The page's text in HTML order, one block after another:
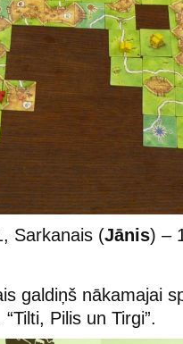
Sarkanais (Jānis) –
galdiņš nākamajai
Pilis un Tirgi”.